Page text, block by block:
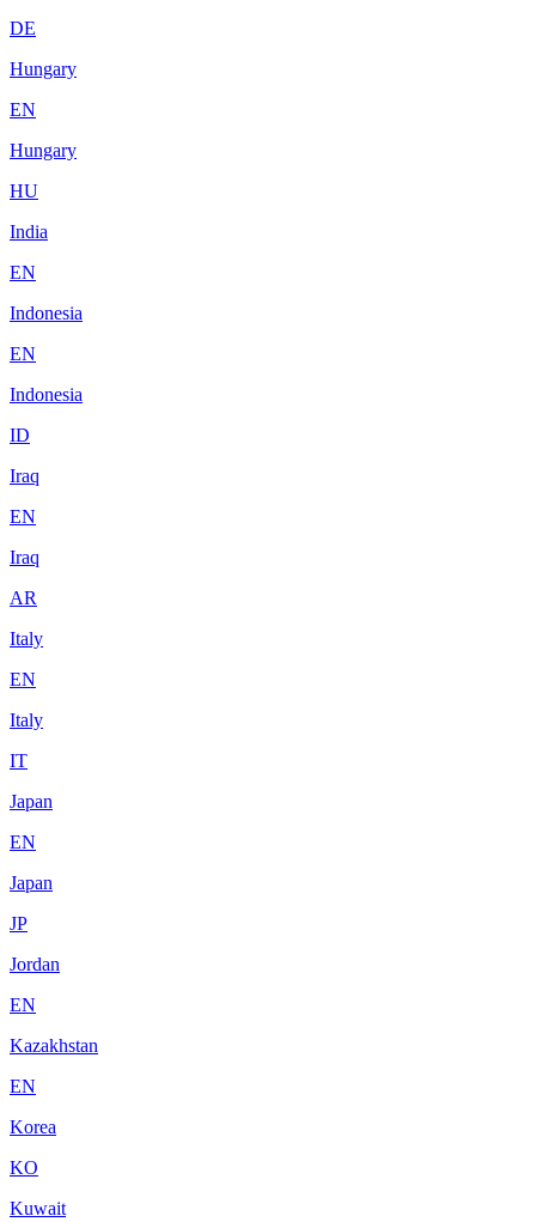
DE
Hungary
EN
Hungary
HU
India
EN
Indonesia
EN
Indonesia
ID
Iraq
EN
Iraq
AR
Italy
EN
Italy
IT
Japan
EN
Japan
JP
Jordan
EN
Kazakhstan
EN
Korea
KO
Kuwait